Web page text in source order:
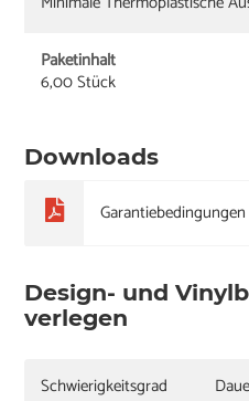
Paketinhalt
6,00 Stück
Downloads
Garantiebedingungen
Design- und
verlegen
Schwierigkeitsgrad